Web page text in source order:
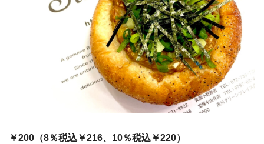
￥200（8％税込￥216、 10％税込￥220）